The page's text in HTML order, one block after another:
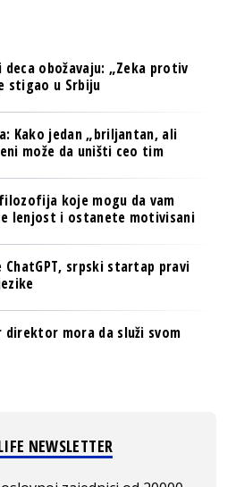
obožavaju: „Zeka protiv
stigao u Srbiju
Kako jedan „briljantan, ali
može da uništi ceo tim
koje mogu da vam
lenjost i ostanete motivisani
srpski startap pravi
direktor mora da služi svom
NEWSLETTER